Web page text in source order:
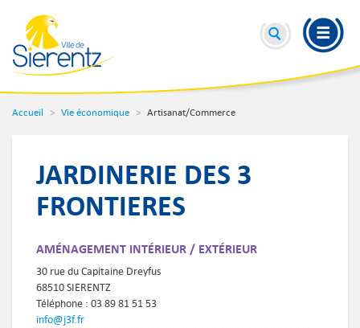
Accueil Vie économique Artisanat/Commerce
JARDINERIE DES 3
FRONTIERES
AMÉNAGEMENT INTÉRIEUR / EXTÉRIEUR
30 rue du Capitaine Dreyfus
68510 SIERENTZ
Téléphone : 03 89 81 51 53
info@j3f.fr